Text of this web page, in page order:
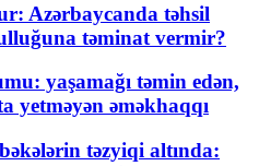
Azərbaycanda təhsil
təminat vermir?
yaşamağı təmin edən,
yetməyən əməkhaqqı
təzyiqi altında: